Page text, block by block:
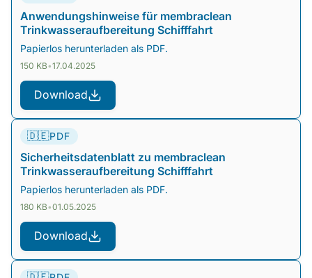
Anwendungshinweise für membraclean
Trinkwasseraufbereitung Schifffahrt
Papierlos herunterladen als PDF.
150 KB•17.04.2025
Download
🇩🇪PDF
Sicherheitsdatenblatt zu membraclean
Trinkwasseraufbereitung Schifffahrt
Papierlos herunterladen als PDF.
180 KB•01.05.2025
Download